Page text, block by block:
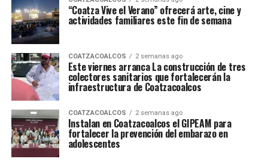
“Coatza Vive el Verano” ofrecerá arte, cine y
actividades familiares este fin de semana
COATZACOALCOS 2 semanas ago
Este viernes arranca La construcción de tres
colectores sanitarios que fortalecerán la
infraestructura de Coatzacoalcos
COATZACOALCOS 2 semanas ago
Instalan en Coatzacoalcos el GIPEAM para
fortalecer la prevención del embarazo en
adolescentes